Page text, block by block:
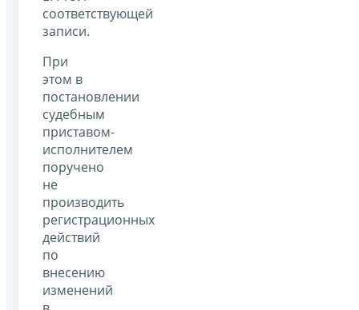
соответствующей
записи.
При
этом в
постановлении
судебным
приставом-
исполнителем
поручено
не
производить
регистрационных
действий
по
внесению
изменений